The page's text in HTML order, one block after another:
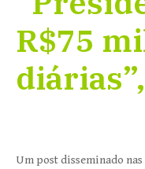
R$75
Um post disseminado